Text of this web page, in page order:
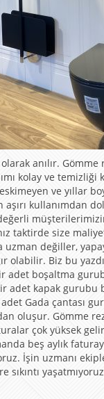
anılır.
kolay ve temizliği
ve yıllar
kullanımdan
taktirde size
değiller,
Biz bu
adet boşaltma
adet kapak
Gada çantası
Gömme
çok yüksek
beş aylık
İşin uzmanı